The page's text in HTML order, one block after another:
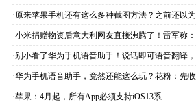
·原来苹果手机还有这么多种截图方法？之前还以为
·小米捐赠物资后意大利网友直接沸腾了！雷军称：
·别小看了华为手机语音助手！说话即可语音翻译，
·华为手机语音助手，竟然还能这么玩？花粉：先收
·苹果：4月起，所有App必须支持iOS13系